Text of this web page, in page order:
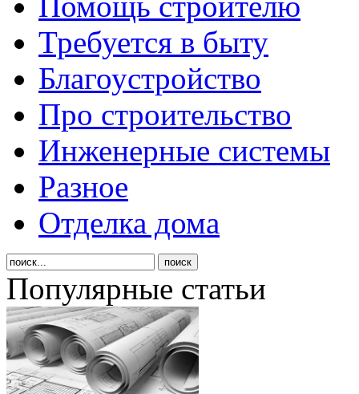
Требуется в быту
Благоустройство
Про строительство
Инженерные системы
Разное
Отделка дома
Популярные статьи